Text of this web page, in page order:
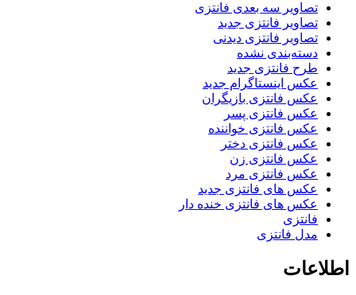
تصاویر سه بعدی فانتزی
تصاویر فانتزی جدید
تصاویر فانتزی دیدنی
دسته‌بندی نشده
طرح فانتزی جدید
عکس اینستاگرام جدید
عکس فانتزی بازیگران
عکس فانتزی پسر
عکس فانتزی خواننده
عکس فانتزی دختر
عکس فانتزی زن
عکس فانتزی مرد
عکس های فانتزی جدید
عکس های فانتزی خنده دار
فانتزی
مدل فانتزی
اطلاعات